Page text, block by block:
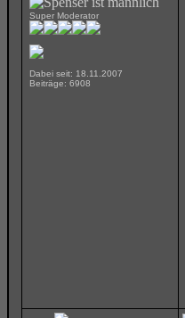
Super Moderator
Dabei seit: 18.11.2007
Beiträge: 6908